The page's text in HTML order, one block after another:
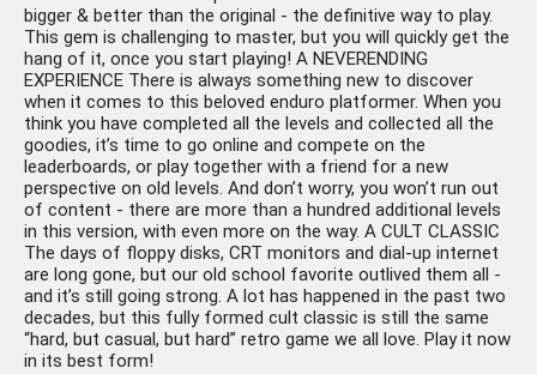
bigger & better than the original - the definitive way to play.
This gem is challenging to master, but you will quickly get the
hang of it, once you start playing! A NEVERENDING
EXPERIENCE There is always something new to discover
when it comes to this beloved enduro platformer. When you
think you have completed all the levels and collected all the
goodies, it’s time to go online and compete on the
leaderboards, or play together with a friend for a new
perspective on old levels. And don’t worry, you won’t run out
of content - there are more than a hundred additional levels
in this version, with even more on the way. A CULT CLASSIC
The days of floppy disks, CRT monitors and dial-up internet
are long gone, but our old school favorite outlived them all -
and it’s still going strong. A lot has happened in the past two
decades, but this fully formed cult classic is still the same
“hard, but casual, but hard” retro game we all love. Play it now
in its best form!